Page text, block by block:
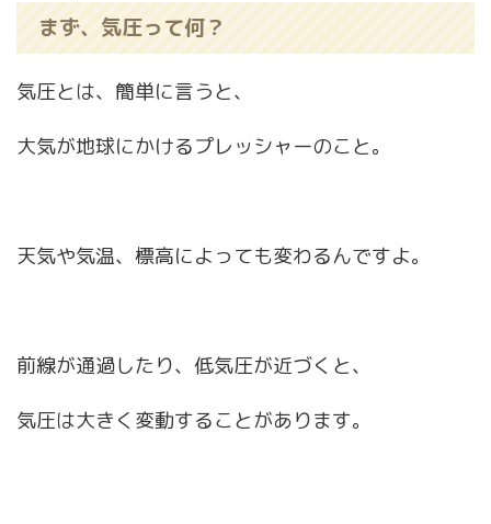
まず、気圧って何？
気圧とは、簡単に言うと、
大気が地球にかけるプレッシャーのこと。
天気や気温、標高によっても変わるんですよ。
前線が通過したり、低気圧が近づくと、
気圧は大きく変動することがあります。